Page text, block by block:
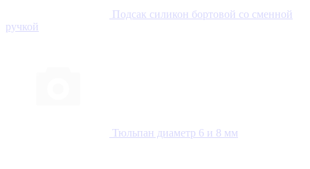
Подсак силикон бортовой со сменной
ручкой
Тюльпан диаметр 6 и 8 мм